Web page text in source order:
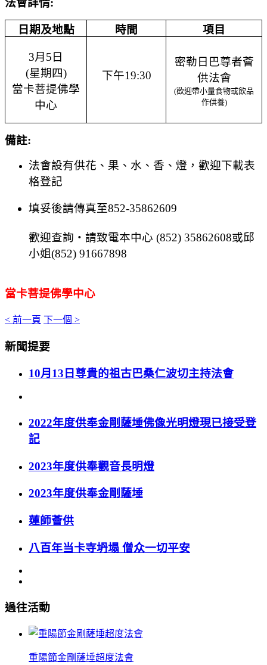
日期及地點 時間 項目
3月 5日
(星期四)
當卡菩提佛學
中心
下午19:30
密勒日巴尊者薈
供法會
(歡迎帶小量食物或飲品
作供養)
備註:
法會設有供花、果、水、香、燈，歡迎下載表
格登記
填妥後請傳真至852-35862609
歡迎查詢 ‧ 請致電本中心 (852) 35862608或邱
小姐(852) 91667898
當卡菩提佛學中心
< 前一頁 下一個 >
新聞提要
10月13日尊貴的祖古巴桑仁波切主持法會
2022年度供奉金剛薩埵佛像光明燈現已接受登
記
2023年度供奉觀音長明燈
2023年度供奉金剛薩埵
蓮師薈供
八百年当卡寺坍塌 僧众一切平安
過往活動
重陽節金剛薩埵超度法會